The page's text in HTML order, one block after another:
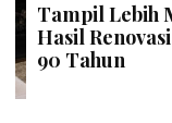
Tampil Lebih
Hasil
90 Tahun